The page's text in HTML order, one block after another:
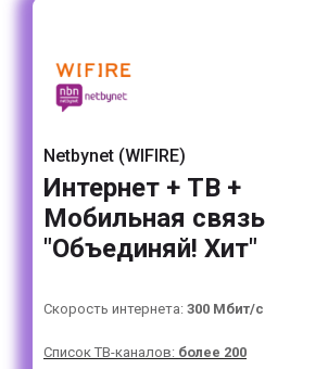
Netbynet (WIFIRE)
Интернет + ТВ +
Мобильная связь
"Объединяй! Хит"
Скорость интернета: 300 Мбит/с
Список ТВ-каналов: более 200